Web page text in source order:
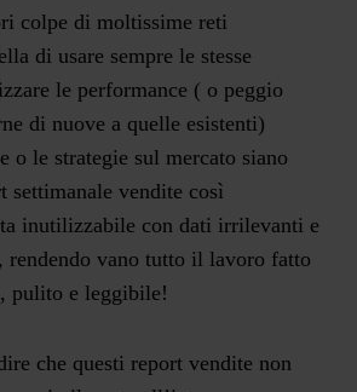
colpe di moltissime reti
di usare sempre le stesse
le performance ( o peggio
di nuove a quelle esistenti)
o le strategie sul mercato siano
settimanale vendite così
inutilizzabile con dati irrilevanti e
vano tutto il lavoro fatto
pulito e leggibile!
che questi report vendite non